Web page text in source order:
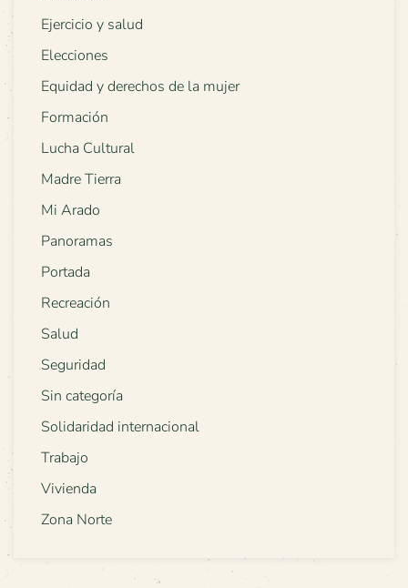
Ejercicio y salud
Elecciones
Equidad y derechos de la mujer
Formación
Lucha Cultural
Madre Tierra
Mi Arado
Panoramas
Portada
Recreación
Salud
Seguridad
Sin categoría
Solidaridad internacional
Trabajo
Vivienda
Zona Norte